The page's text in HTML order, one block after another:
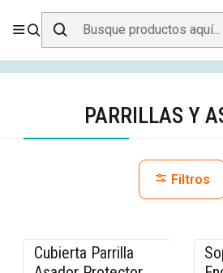
ENVÍO GRATIS SOBRE$19.990
PARRILLAS Y
Filtros
-15% OFF
Cubierta Parrilla
-